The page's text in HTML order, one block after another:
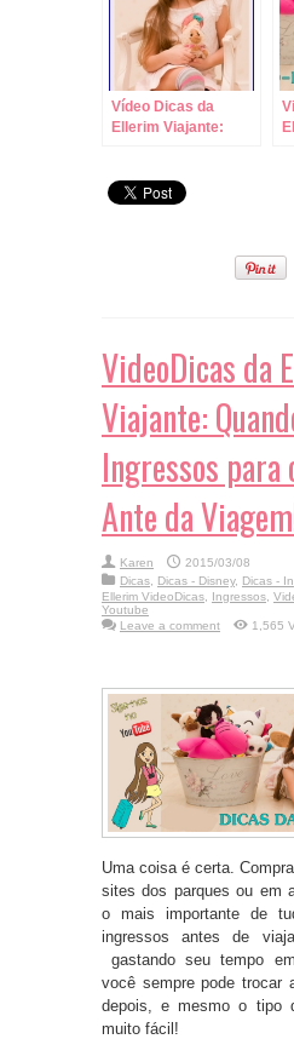
Vídeo Dicas da
Ellerim Viajante:
Comprar em
Viagens!
VideoDicas da
Viajante:
Ingressos para
Ante da
Karen
2015/03/08
Dicas, Dicas - Disney, Dicas -
Ellerim VideoDicas, Ingressos,
Youtube
Leave a comment
1,565
Uma coisa é certa.
sites dos parques ou em
o mais importante de
ingressos antes de
gastando seu tempo
você sempre pode trocar
depois, e mesmo o tipo
muito fácil!